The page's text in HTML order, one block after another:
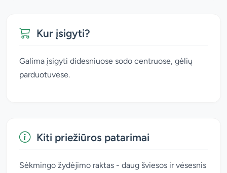
Kur įsigyti?
Galima įsigyti didesniuose sodo centruose, gėlių
parduotuvėse.
Kiti priežiūros patarimai
Sėkmingo žydėjimo raktas - daug šviesos ir vėsesnis